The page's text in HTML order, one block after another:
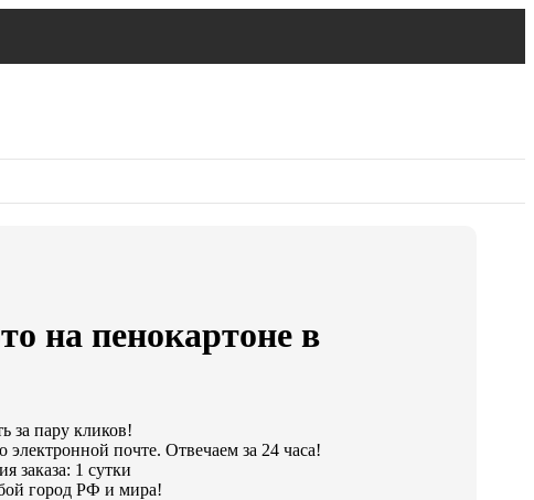
на пенокартоне в
за пару кликов!
электронной почте. Отвечаем за 24 часа!
заказа: 1 сутки
город РФ и мира!